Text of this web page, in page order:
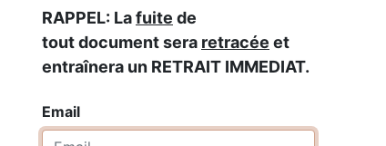
RAPPEL: Lafuite de
tout document sera retracée et
entraînera un RETRAIT IMMEDIAT.
Email